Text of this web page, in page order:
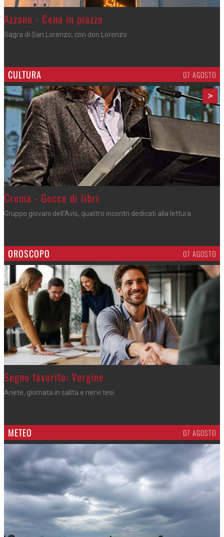
Azzano - Cena in piazza
Sagra di San Lorenzo, con don Lorenzo
CULTURA 07 AGOSTO
>
Crema - Gocce di libri
Gruppo giovani dell'Avis, quattro incontri dedicati alla lettura
OROSCOPO 07 AGOSTO
>
Segno favorito: Vergine
Ariete, giornata in salita e nervi tesi
METEO 07 AGOSTO